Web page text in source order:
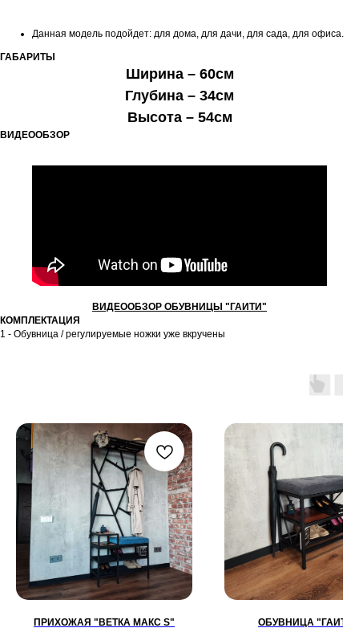
Данная модель подойдет: для дома, для дачи, для сада, для офиса.
ГАБАРИТЫ
Ширина – 60см
Глубина – 34см
Высота – 54см
ВИДЕООБЗОР
ВИДЕООБЗОР ОБУВНИЦЫ "ГАИТИ"
КОМПЛЕКТАЦИЯ
1 - Обувница / регулируемые ножки уже вкручены
ПРИХОЖАЯ "ВЕТКА МАКС S" ОБУВНИЦА "ГАИТИ